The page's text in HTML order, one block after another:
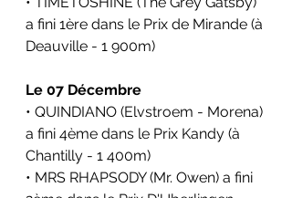
a fini 1ère dans le Prix de Mirande (à
Deauville - 1 900m)
Le 07 Décembre
• QUINDIANO (Elvstroem - Morena)
a fini 4ème dans le Prix Kandy (à
Chantilly - 1 400m)
• MRS RHAPSODY (Mr. Owen) a fini